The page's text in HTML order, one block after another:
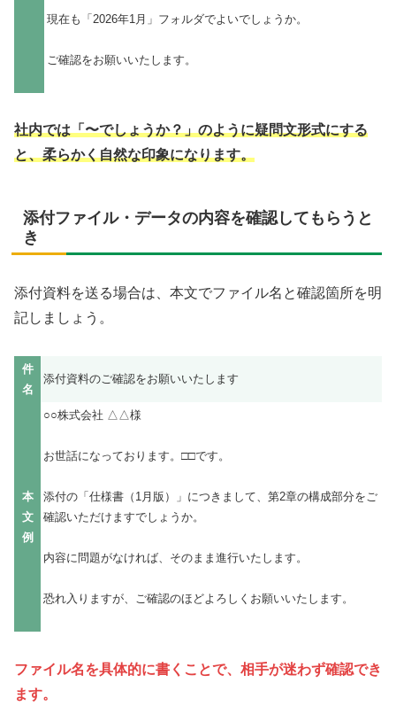
現在も「2026年1月」フォルダでよいでしょうか。
ご確認をお願いいたします。
社内では「〜でしょうか？」のように疑問文形式にする
と、柔らかく自然な印象になります。
添付ファイル・データの内容を確認してもらうと
き
添付資料を送る場合は、本文でファイル名と確認箇所を明
記しましょう。
件
名
添付資料のご確認をお願いいたします
本
文
例
○○株式会社 △△様
お世話になっております。□□です。
添付の「仕様書（1月版）」につきまして、第2章の構成部分をご
確認いただけますでしょうか。
内容に問題がなければ、そのまま進行いたします。
恐れ入りますが、ご確認のほどよろしくお願いいたします。
ファイル名を具体的に書くことで、相手が迷わず確認でき
ます。